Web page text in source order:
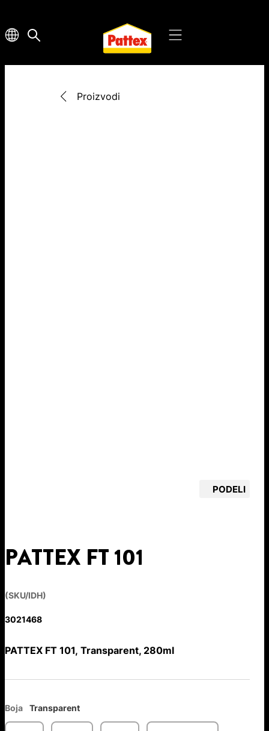
Proizvodi
PODELI
PATTEX FT 101
(SKU/IDH)
3021468
PATTEX FT 101, Transparent, 280ml
Boja Transparent